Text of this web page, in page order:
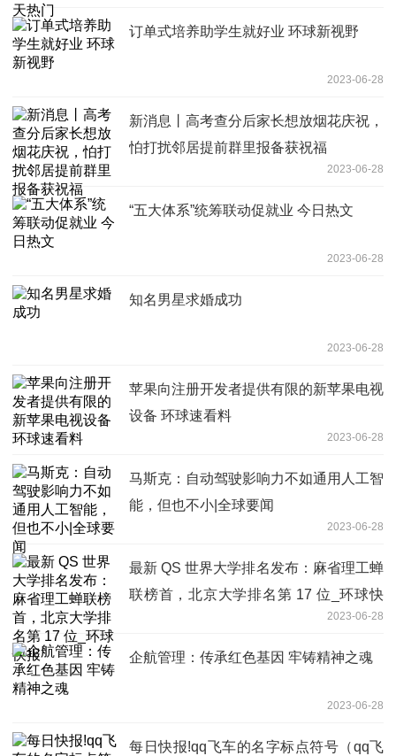
订单式培养助学生就好业 环球新视野
2023-06-28
新消息丨高考查分后家长想放烟花庆祝，
怕打扰邻居提前群里报备获祝福
2023-06-28
“五大体系”统筹联动促就业 今日热文
2023-06-28
知名男星求婚成功
2023-06-28
苹果向注册开发者提供有限的新苹果电视
设备 环球速看料
2023-06-28
马斯克：自动驾驶影响力不如通用人工智
能，但也不小|全球要闻
2023-06-28
最新 QS 世界大学排名发布：麻省理工蝉
联榜首，北京大学排名第 17 位_环球快
2023-06-28
企航管理：传承红色基因 牢铸精神之魂
2023-06-28
每日快报!qq飞车的名字标点符号（qq飞